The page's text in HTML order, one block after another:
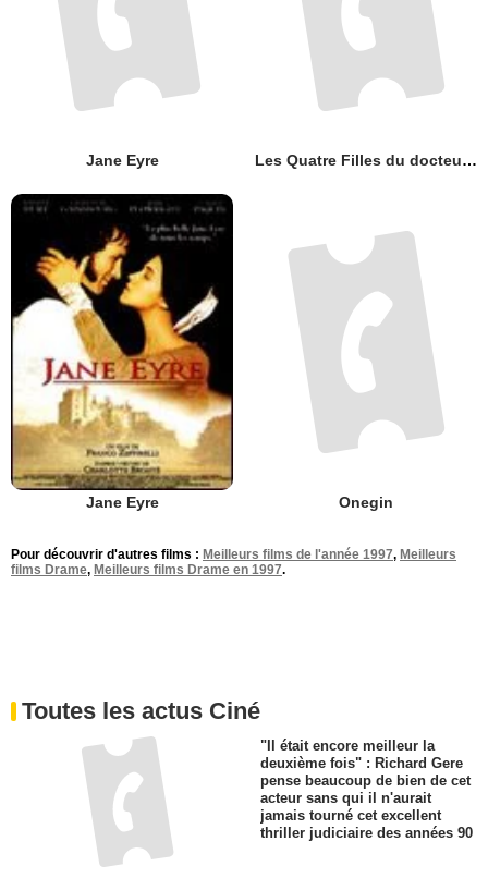
Jane Eyre Les Quatre Filles du docteur March
Jane Eyre Onegin
Pour découvrir d'autres films : Meilleurs films de l'année 1997, Meilleurs
films Drame, Meilleurs films Drame en 1997.
Toutes les actus Ciné
"Il était encore meilleur la
deuxième fois" : Richard Gere
pense beaucoup de bien de cet
acteur sans qui il n'aurait
jamais tourné cet excellent
thriller judiciaire des années 90